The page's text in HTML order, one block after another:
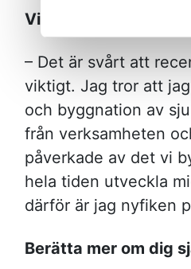
Vilka egenskaper
– Det är svårt att
viktigt. Jag tror att
och byggnation av
från verksamheten
påverkade av det vi
hela tiden utveckla
därför är jag nyfiken
Berätta mer om dig